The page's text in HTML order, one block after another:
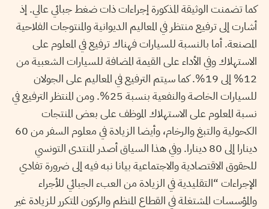
كما تضمنت الوثيقة المذكورة إجراءات ذات ضغط جبائي عالي. إذ
أشارت إلى ترفيع منتظر في المعاليم الديوانية والمنتوجات الفلاحية
المصنعة. أما بالنسبة للسيارات فهناك ترفيع في المعلوم على
الاستهلاك وفي الأداء على القيمة المضافة للسيارات الشعبية من
12% إلى 19%. كما سيتم الترفيع في المعاليم على الجولان
للسيارات الخاصة والنفعية بنسبة 25%. ومن المنتظر الترفيع في
نسبة المعلوم على الاستهلاك الموظف على بعض المنتجات
الكحولية والتبغ والرخام، وأيضا الزيادة في معلوم السفر من 60
دينارا إلى 80 دينارا. وفي هذا السياق أصدر المنتدى التونسي
للحقوق الاقتصادية والاجتماعية بيانا نبه فيه إلى ضرورة تفادي
الإجراءات “التقليدية في الزيادة من العبء الجبائي للأجراء
والمؤسسات المشتغلة في القطاع المنظم والركون المتكرر للزيادة غير